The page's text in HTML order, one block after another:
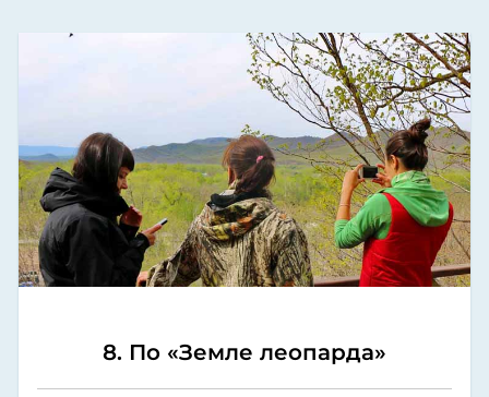
8. По «Земле леопарда»